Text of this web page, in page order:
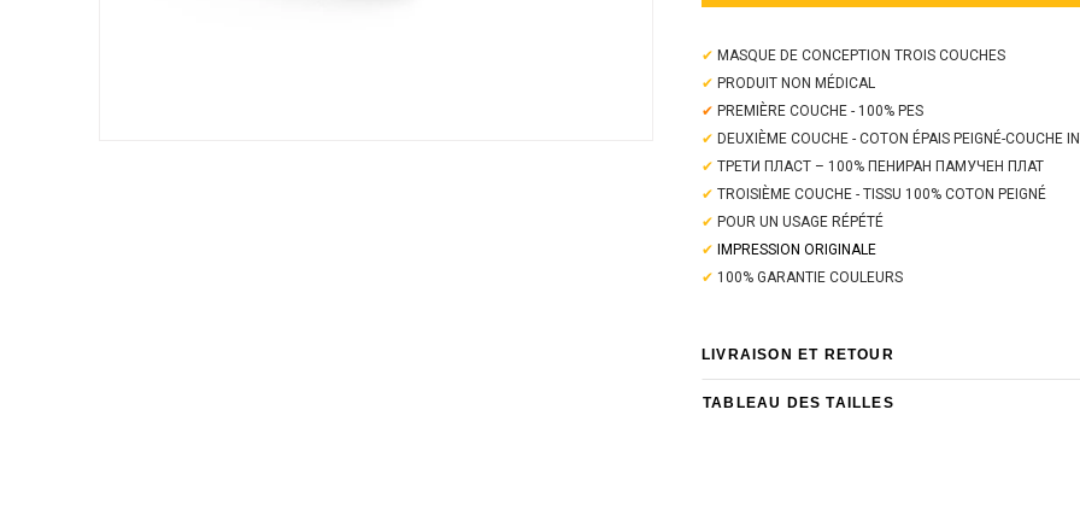
✔ MASQUE DE CONCEPTION TROIS COUCHES
✔ PRODUIT NON MÉDICAL
✔ PREMIÈRE COUCHE - 100% PES
✔ DEUXIÈME COUCHE - COTON ÉPAIS PEIGNÉ-COUCHE
✔ ТРЕТИ ПЛАСТ – 100% ПЕНИРАН ПАМУЧЕН ПЛАТ
✔ TROISIÈME COUCHE - TISSU 100% COTON PEIGNÉ
✔ POUR UN USAGE RÉPÉTÉ
✔
IMPRESSION ORIGINALE
✔ 100% GARANTIE COULEURS
LIVRAISON ET RETOUR
TABLEAU DES TAILLES